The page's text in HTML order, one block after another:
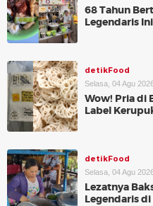
68 Tahun
Legendaris
detikFood
Selasa, 04 Agu
Wow! Pria di
Label
detikFood
Selasa, 04 Agu
Lezatnya
Legendaris di